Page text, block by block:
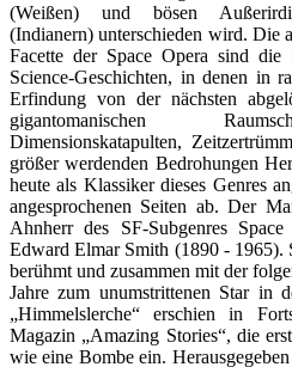
(Weißen) und bösen
(Indianern) unterschieden wird. Die
Facette der Space Opera sind die
Science-Geschichten, in denen in
Erfindung von der nächsten
gigantomanischen
Dimensionskatapulten,
größer werdenden Bedrohungen
heute als Klassiker dieses Genres
angesprochenen Seiten ab. Der
Ahnherr des SF-Subgenres
Edward Elmar Smith (1890 - 1965).
berühmt und zusammen mit der
Jahre zum unumstrittenen Star in
„Himmelslerche“ erschien in
Magazin „Amazing Stories“, die
wie eine Bombe ein.